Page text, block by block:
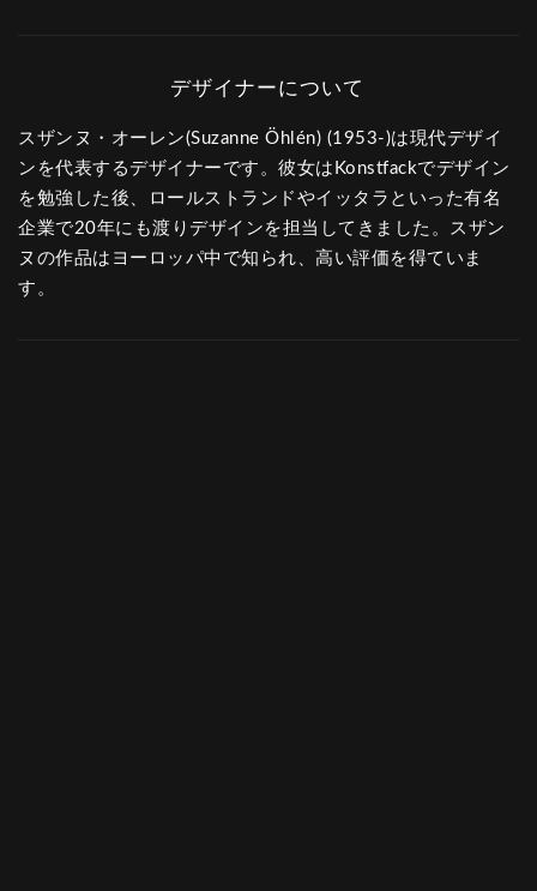
スザンヌ・オーレン(Suzanne Öhlén) (1953-)は現代デザイ
ンを代表するデザイナーです。彼女はKonstfackでデザイン
を勉強した後、ロールストランドやイッタラといった有名
企業で20年にも渡りデザインを担当してきました。スザン
ヌの作品はヨーロッパ中で知られ、高い評価を得ていま
す。